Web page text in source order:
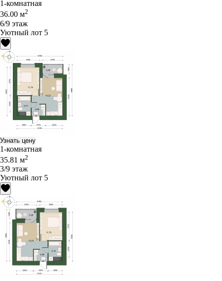
1-комнатная
36.00 м2
6/9 этаж
Уютный лот 5
Узнать цену
1-комнатная
35.81 м2
3/9 этаж
Уютный лот 5